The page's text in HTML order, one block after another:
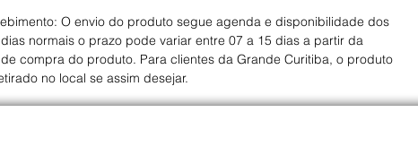
O envio do produto segue agenda e disponibilidade dos
normais o prazo pode variar entre 07 a 15 dias a partir da
compra do produto. Para clientes da Grande Curitiba, o produto
no local se assim desejar.